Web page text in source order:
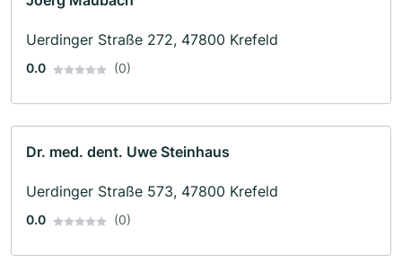
Uerdinger Straße 272, 47800 Krefeld
0.0 (0)
Dr. med. dent. Uwe Steinhaus
Uerdinger Straße 573, 47800 Krefeld
0.0 (0)